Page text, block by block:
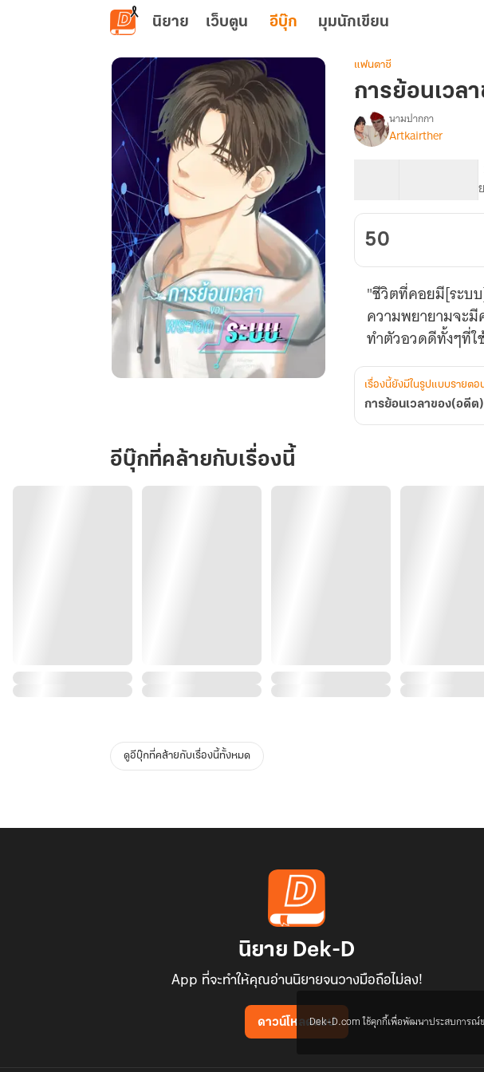
ข้ามไปยังเนื้อหาหลัก
นิยาย เว็บตูน อีบุ๊ก มุมนักเขียน
ของ
พระเอก[ระบบ]
แฟนตาซี
การย้อนเวล
เรื่อง
การ
ของ(อดีต)พระเอก[ระบบ]
นามปากกา
Artkairther
50
"ชีวิตที่คอยมี[ระบบ
ความพยายามจะมี
ทำตัวอวดดีทั้งๆที่ใ
เรื่องนี้ยังมีในรูปแบบรายตอ
การย้อนเวลาของ(อดีต)
อีบุ๊กที่คล้ายกับเรื่องนี้
ดูอีบุ๊กที่คล้ายกับเรื่องนี้ทั้งหมด
นิยาย Dek-D
App ที่จะทำให้คุณอ่านนิยายจนวางมือถือไม่ลง!
ดาวน์โหลดแอปDek-D.com ใช้คุกกี้เพื่อพัฒนาประสบการณ์